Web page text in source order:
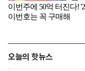
오늘의 핫뉴스